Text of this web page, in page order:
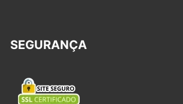
SEGURANÇA